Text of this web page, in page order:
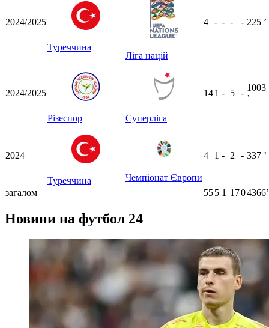
2024/2025
Туреччина
Ліга націй
4 - - - - 225 ʼ
2024/2025
Різеспор Суперліга
141 - 5 -
1003
ʼ
2024
Туреччина Чемпіонат Європи
4 1 - 2 - 337 ʼ
загалом 555 1 1704366ʼ
Новини на футбол 24